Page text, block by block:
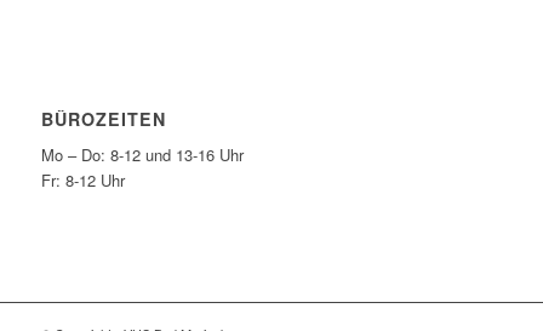
BÜROZEITEN
Mo – Do: 8-12 und 13-16 Uhr
Fr: 8-12 Uhr